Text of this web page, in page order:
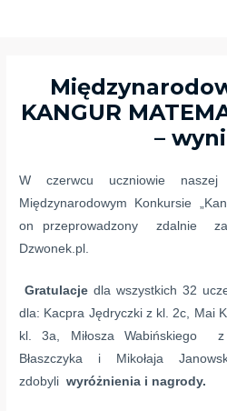
KANGUR
–
W czerwcu uczniowie
Międzynarodowym Konkursie
on przeprowadzony zdalnie za
Dzwonek.pl.
Gratulacje dla wszystkich 32
dla: Kacpra Jędryczki z kl. 2c, Mai
kl. 3a, Miłosza Wabińskiego
Błaszczyka i Mikołaja
zdobyliwyróżnienia i nagrody.